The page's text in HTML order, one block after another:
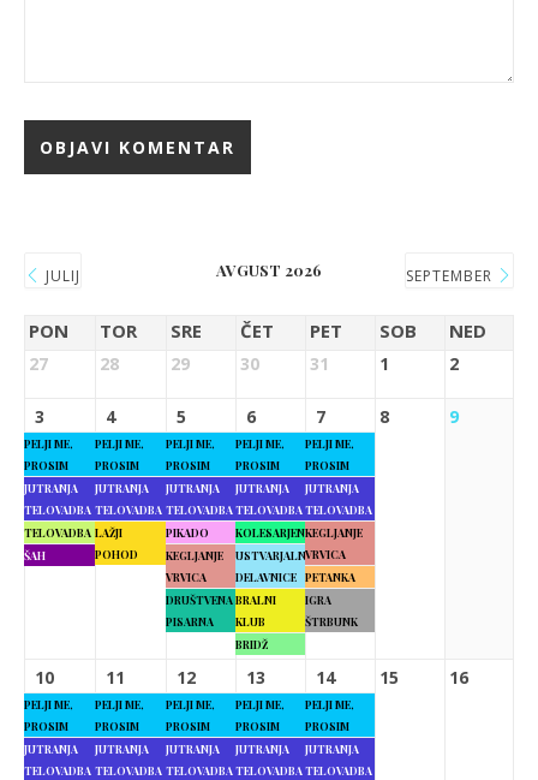
JULIJ AVGUST 2026 SEPTEMBER
PON TOR SRE ČET PET SOB NED
27 28 29 30 31 1 2
3
PELJI ME,
PROSIM
JUTRANJA
TELOVADBA
TELOVADBA
ŠAH
4
PELJI ME,
PROSIM
JUTRANJA
TELOVADBA
LAŽJI
POHOD
5
PELJI ME,
PROSIM
JUTRANJA
TELOVADBA
PIKADO
KEGLJANJE
VRVICA
DRUŠTVENA
PISARNA
6
PELJI ME,
PROSIM
JUTRANJA
TELOVADBA
KOLESARJENJE
USTVARJALNE
DELAVNICE
BRALNI
KLUB
BRIDŽ
7
PELJI ME,
PROSIM
JUTRANJA
TELOVADBA
KEGLJANJE
VRVICA
PETANKA
IGRA
ŠTRBUNK
8 9
10
PELJI ME,
PROSIM
JUTRANJA
TELOVADBA
11
PELJI ME,
PROSIM
JUTRANJA
TELOVADBA
12
PELJI ME,
PROSIM
JUTRANJA
TELOVADBA
13
PELJI ME,
PROSIM
JUTRANJA
TELOVADBA
14
PELJI ME,
PROSIM
JUTRANJA
TELOVADBA
15 16